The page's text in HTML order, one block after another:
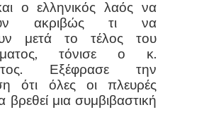
ο ελληνικός λαός να
ακριβώς τι να
μετά το τέλος του
τόνισε ο κ.
Εξέφρασε την
ότι όλες οι πλευρές
βρεθεί μια συμβιβαστική